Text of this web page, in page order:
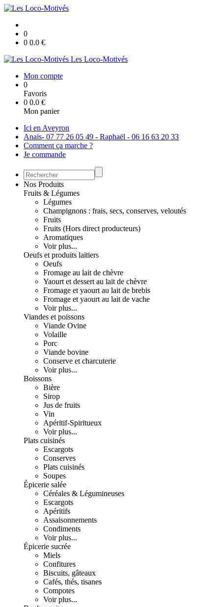
0
0 0.0 €
Les Loco-Motivés
Mon compte
0
Favoris
0 0.0 €
Mon panier
Ici en Aveyron
Anais- 07 77 26 05 49 - Raphaël - 06 16 63 20 33
Comment ça marche ?
Je commande
Nos Produits
Fruits & Légumes
Légumes
Champignons : frais, secs, conserves, veloutés
Fruits
Fruits (Hors direct producteurs)
Aromatiques
Voir plus...
Oeufs et produits laitiers
Oeufs
Fromage au lait de chèvre
Yaourt et dessert au lait de chèvre
Fromage et yaourt au lait de brebis
Fromage et yaourt au lait de vache
Voir plus...
Viandes et poissons
Viande Ovine
Volaille
Porc
Viande bovine
Conserve et charcuterie
Voir plus...
Boissons
Bière
Sirop
Jus de fruits
Vin
Apéritif-Spiritueux
Voir plus...
Plats cuisinés
Escargots
Conserves
Plats cuisinés
Soupes
Épicerie salée
Céréales & Légumineuses
Escargots
Apéritifs
Assaisonnements
Condiments
Voir plus...
Épicerie sucrée
Miels
Confitures
Biscuits, gâteaux
Cafés, thés, tisanes
Compotes
Voir plus...